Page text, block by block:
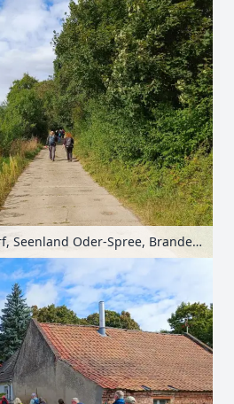
Feldweg bei Petersdorf, Seenland Oder-Spree, Brandenburg, Deutschland